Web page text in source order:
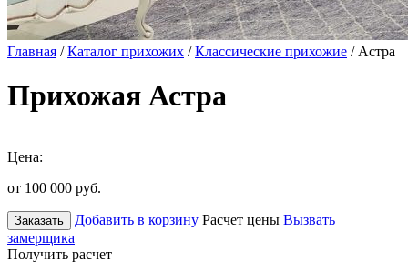
Главная /Каталог прихожих /Классические прихожие / Астра
Прихожая Астра
Цена:
от 100 000 руб.
Заказать Добавить в корзину Расчет цены Вызвать
замерщика
Получить расчет